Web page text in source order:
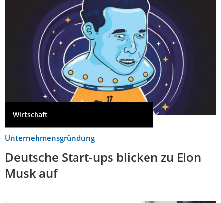
Wirtschaft
Unternehmensgründung
Deutsche Start-ups blicken zu Elon
Musk auf